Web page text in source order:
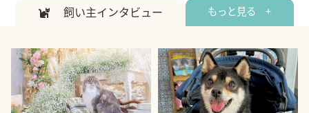
飼い主インタビュー もっと見る +